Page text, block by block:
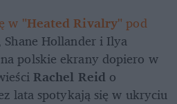
w "Heated Rivalry" pod
Shane Hollander i Ilya
polskie ekrany dopiero w
Rachel Reid o
lata spotykają się w ukryciu